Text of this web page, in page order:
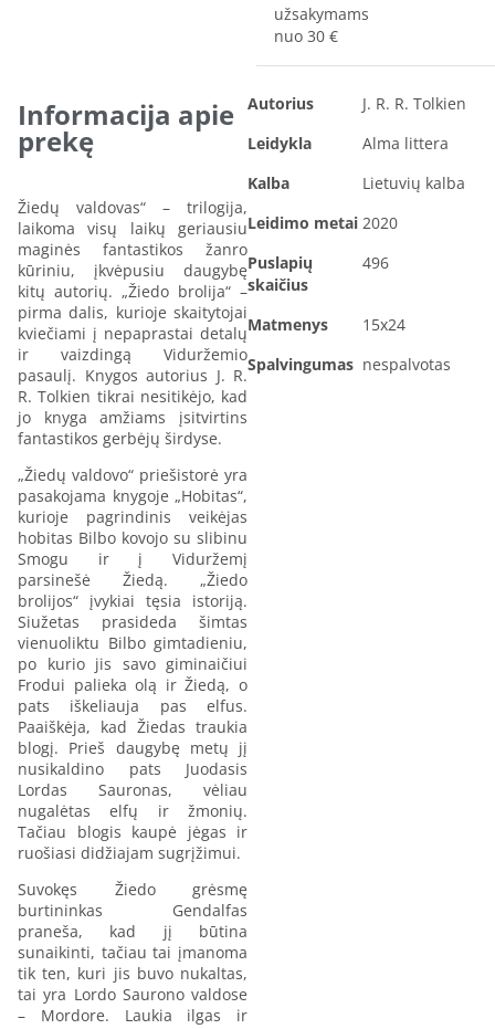
užsakymams
nuo 30 €
Informacija apie
prekę
Žiedų valdovas“ – trilogija,
laikoma visų laikų geriausiu
maginės fantastikos žanro
kūriniu, įkvėpusiu daugybę
kitų autorių. „Žiedo brolija“ –
pirma dalis, kurioje skaitytojai
kviečiami į nepaprastai detalų
ir vaizdingą Viduržemio
pasaulį. Knygos autorius J. R.
R. Tolkien tikrai nesitikėjo, kad
jo knyga amžiams įsitvirtins
fantastikos gerbėjų širdyse.
„Žiedų valdovo“ priešistorė yra
pasakojama knygoje „Hobitas“,
kurioje pagrindinis veikėjas
hobitas Bilbo kovojo su slibinu
Smogu ir į Viduržemį
parsinešė Žiedą. „Žiedo
brolijos“ įvykiai tęsia istoriją.
Siužetas prasideda šimtas
vienuoliktu Bilbo gimtadieniu,
po kurio jis savo giminaičiui
Frodui palieka olą ir Žiedą, o
pats iškeliauja pas elfus.
Paaiškėja, kad Žiedas traukia
blogį. Prieš daugybę metų jį
nusikaldino pats Juodasis
Lordas Sauronas, vėliau
nugalėtas elfų ir žmonių.
Tačiau blogis kaupė jėgas ir
ruošiasi didžiajam sugrįžimui.
Suvokęs Žiedo grėsmę
burtininkas Gendalfas
praneša, kad jį būtina
sunaikinti, tačiau tai įmanoma
tik ten, kuri jis buvo nukaltas,
tai yra Lordo Saurono valdose
– Mordore. Laukia ilgas ir
Autorius
J. R. R. Tolkien
Leidykla
Alma littera
Kalba
Lietuvių kalba
Leidimo metai 2020
Puslapių
skaičius
496
Matmenys
15x24
Spalvingumas nespalvotas